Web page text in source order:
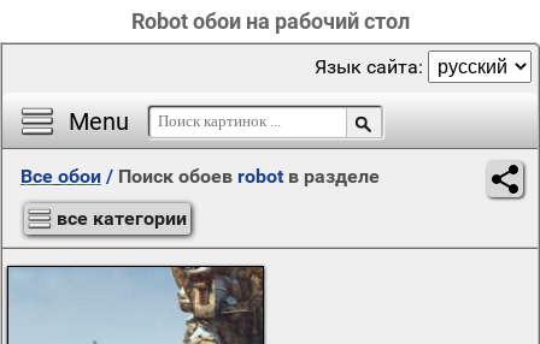
Robot обои на рабочий стол
Menu
Язык сайта:
Все обои / Поиск обоев robot в разделе
все категории